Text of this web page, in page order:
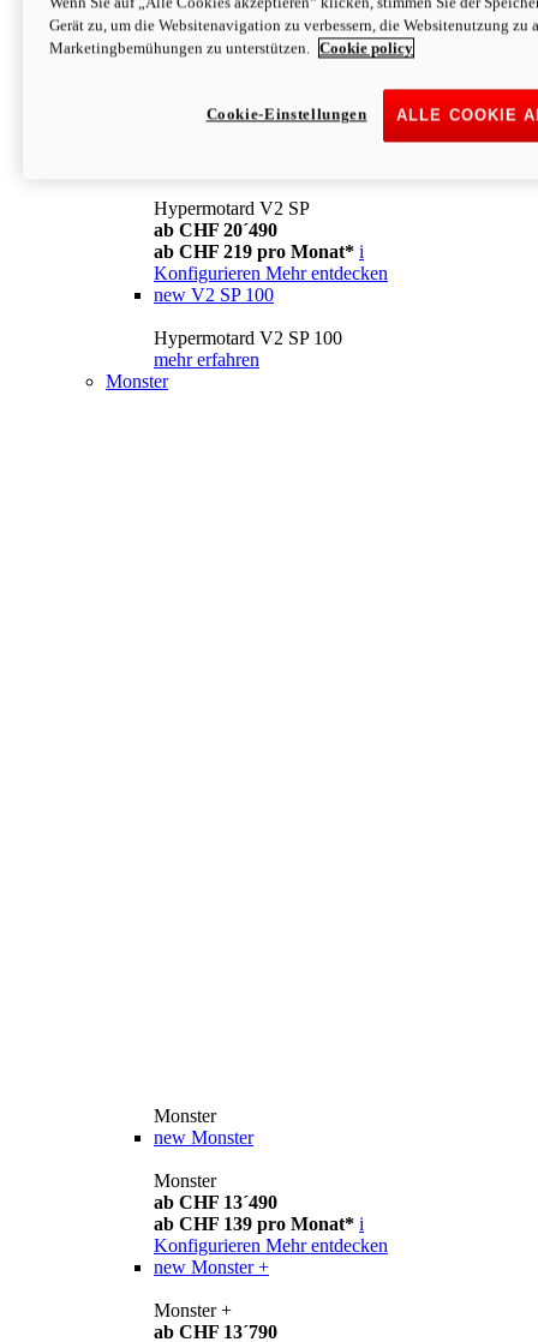
Konfigurieren Mehr entdecken
newV2
ab CHF 169 pro Monat* i
Mehr entdecken
Hypermotard V2 SP
ab CHF 20´490
ab CHF 219 pro Monat* i
Konfigurieren Mehr entdecken
new V2 SP 100
Hypermotard V2 SP 100
mehr erfahren
Monster
Monster
new Monster
Monster
ab CHF 13´490
ab CHF 139 pro Monat* i
Konfigurieren Mehr entdecken
new Monster +
Monster +
ab CHF 13´790
Gerät zu, um die Websitenavigation zu verbessern, die Websitenutzung zu
Marketingbemühungen zu unterstützen.
Cookie policy
ALLE COOKIE
Cookie-Einstellungen